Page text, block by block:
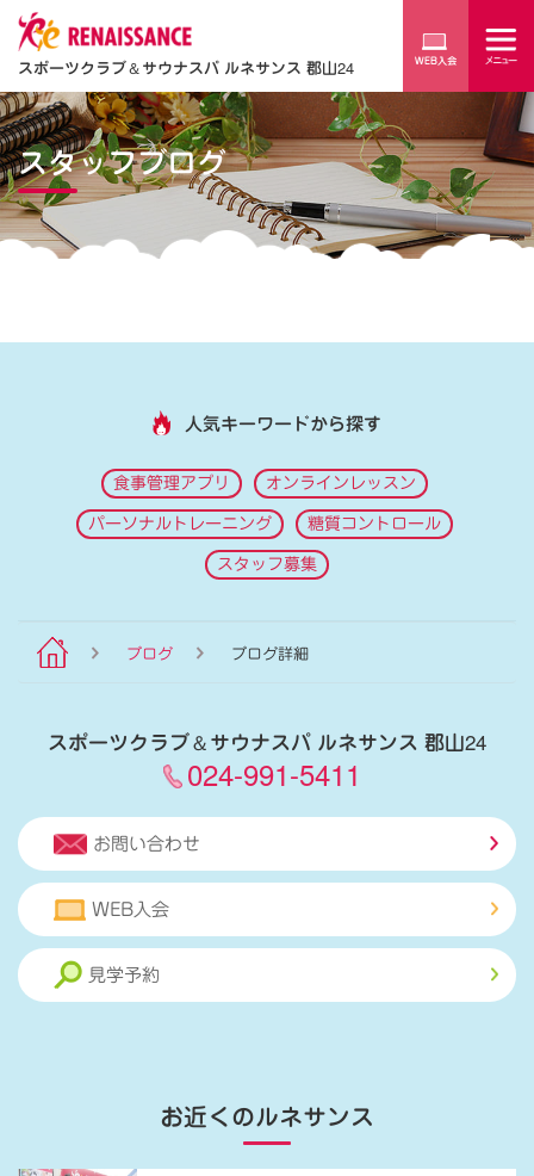
スポーツクラブ＆サウナスパ ルネサンス 郡山24
スタッフブログ
人気キーワードから探す
食事管理アプリ オンラインレッスン
パーソナルトレーニング 糖質コントロール
スタッフ募集
ブログ ブログ詳細
スポーツクラブ＆サウナスパ ルネサンス 郡山24
024-991-5411
お問い合わせ
WEB入会
見学予約
お近くのルネサンス